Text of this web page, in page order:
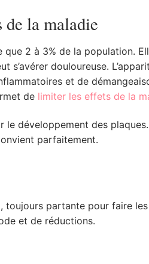
de la maladie
2 à 3% de la population.
douloureuse.
et de
de limiter les effets de la
développement des
parfaitement.
toujours partante pour faire
et de réductions.